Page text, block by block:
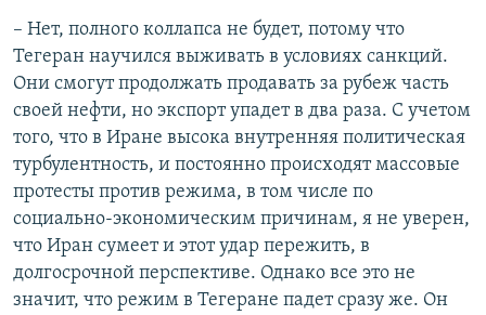
– Нет, полного коллапса не будет, потому что
Тегеран научился выживать в условиях санкций.
Они смогут продолжать продавать за рубеж часть
своей нефти, но экспорт упадет в два раза. С учетом
того, что в Иране высока внутренняя политическая
турбулентность, и постоянно происходят массовые
протесты против режима, в том числе по
социально-экономическим причинам, я не уверен,
что Иран сумеет и этот удар пережить, в
долгосрочной перспективе. Однако все это не
значит, что режим в Тегеране падет сразу же. Он